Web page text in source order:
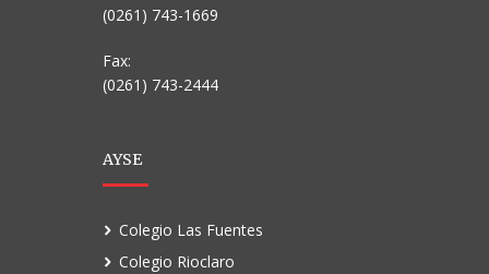
(0261) 743-1669
Fax:
(0261) 743-2444
AYSE
Colegio Las Fuentes
Colegio Rioclaro